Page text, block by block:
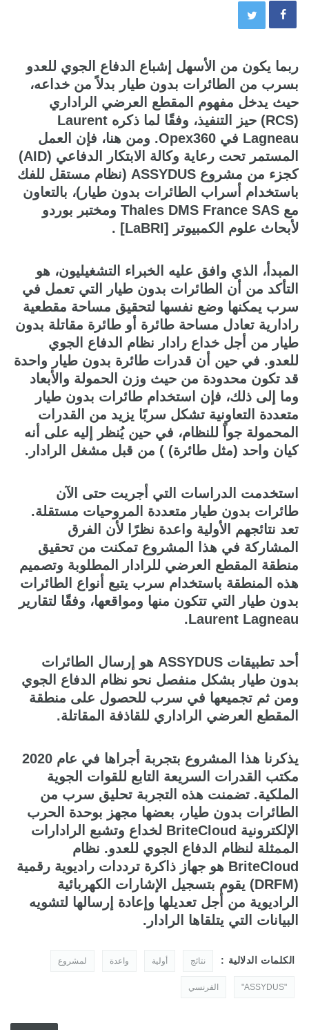
ربما يكون من الأسهل إشباع الدفاع الجوي للعدو
بسرب من الطائرات بدون طيار بدلاً من خداعه،
حيث يدخل مفهوم المقطع العرضي الراداري
(RCS) حيز التنفيذ، وفقًا لما ذكره Laurent
Lagneau في Opex360. ومن هنا، فإن العمل
المستمر تحت رعاية وكالة الابتكار الدفاعي (AID)
كجزء من مشروع ASSYDUS (نظام مستقل للفك
باستخدام أسراب الطائرات بدون طيار)، بالتعاون
مع Thales DMS France SAS ومختبر بوردو
لأبحاث علوم الكمبيوتر [LaBRI] .
المبدأ، الذي وافق عليه الخبراء التشغيليون، هو
التأكد من أن الطائرات بدون طيار التي تعمل في
سرب يمكنها وضع نفسها لتحقيق مساحة مقطعية
رادارية تعادل مساحة طائرة أو طائرة مقاتلة بدون
طيار من أجل خداع رادار نظام الدفاع الجوي
للعدو. في حين أن قدرات طائرة بدون طيار واحدة
قد تكون محدودة من حيث وزن الحمولة والأبعاد
وما إلى ذلك، فإن استخدام طائرات بدون طيار
متعددة التعاونية تشكل سربًا يزيد من القدرات
المحمولة جواً للنظام، في حين يُنظر إليه على أنه
كيان واحد (مثل طائرة) ) من قبل مشغل الرادار.
استخدمت الدراسات التي أجريت حتى الآن
طائرات بدون طيار متعددة المروحيات مستقلة.
تعد نتائجهم الأولية واعدة نظرًا لأن الفرق
المشاركة في هذا المشروع تمكنت من تحقيق
منطقة المقطع العرضي للرادار المطلوبة وتصميم
هذه المنطقة باستخدام سرب يتبع أنواع الطائرات
بدون طيار التي تتكون منها ومواقعها، وفقًا لتقارير
Laurent Lagneau.
أحد تطبيقات ASSYDUS هو إرسال الطائرات
بدون طيار بشكل منفصل نحو نظام الدفاع الجوي
ومن ثم تجميعها في سرب للحصول على منطقة
المقطع العرضي الراداري للقاذفة المقاتلة.
يذكرنا هذا المشروع بتجربة أجراها في عام 2020
مكتب القدرات السريعة التابع للقوات الجوية
الملكية. تضمنت هذه التجربة تحليق سرب من
الطائرات بدون طيار، بعضها مجهز بوحدة الحرب
الإلكترونية BriteCloud لخداع وتشبع الرادارات
الممثلة لنظام الدفاع الجوي للعدو. نظام
BriteCloud هو جهاز ذاكرة ترددات راديوية رقمية
(DRFM) يقوم بتسجيل الإشارات الكهربائية
الراديوية من أجل تعديلها وإعادة إرسالها لتشويه
البيانات التي يتلقاها الرادار.
الكلمات الدلالية : نتائج أولية واعدة لمشروع
"ASSYDUS" الفرنسي